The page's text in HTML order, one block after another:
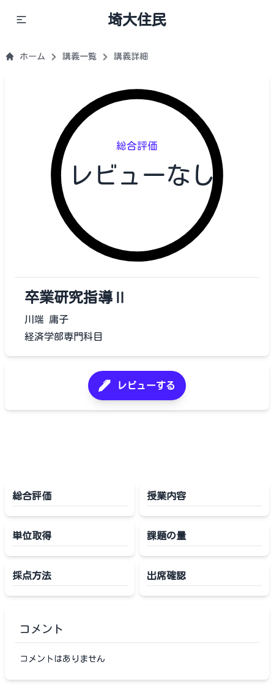
埼大住民
ホーム 講義一覧 講義詳細
総合評価
レビューなし
卒業研究指導Ⅱ
川端 庸子
経済学部専門科目
レビューする
総合評価 授業内容
単位取得 課題の量
採点方法 出席確認
コメント
コメントはありません